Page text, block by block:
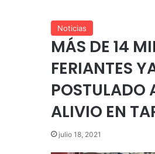
Noticias
MÁS DE 14
FERIANTES
POSTULADO
ALIVIO EN
julio 18, 2021